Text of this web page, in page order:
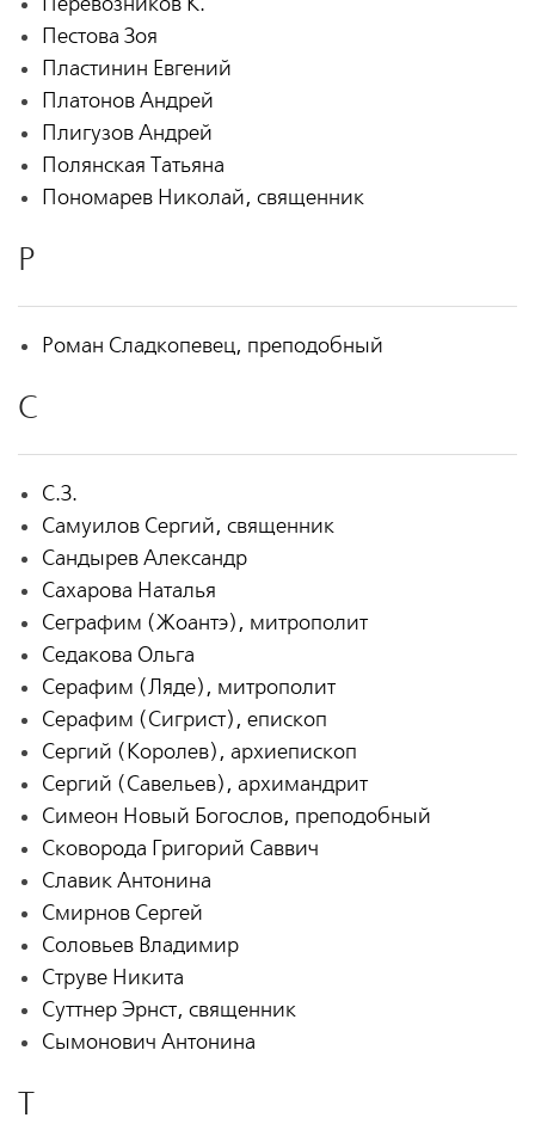
Пестова Зоя
Пластинин Евгений
Платонов Андрей
Плигузов Андрей
Полянская Татьяна
Пономарев Николай, священник
Р
Роман Сладкопевец, преподобный
С
С.З.
Самуилов Сергий, священник
Сандырев Александр
Сахарова Наталья
Сеграфим (Жоантэ), митрополит
Седакова Ольга
Серафим (Ляде), митрополит
Серафим (Сигрист), епископ
Сергий (Королев), архиепископ
Сергий (Савельев), архимандрит
Симеон Новый Богослов, преподобный
Сковорода Григорий Саввич
Славик Антонина
Смирнов Сергей
Соловьев Владимир
Струве Никита
Суттнер Эрнст, священник
Сымонович Антонина
Т